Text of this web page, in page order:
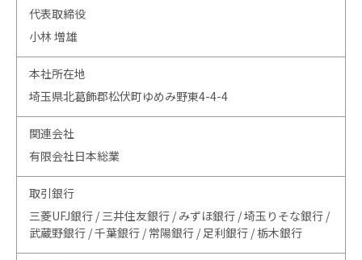
代表取締役
小林 増雄
本社所在地
埼玉県北葛飾郡松伏町ゆめみ野東4-4-4
関連会社
有限会社日本総業
取引銀行
三菱UFJ銀行 / 三井住友銀行 / みずほ銀行 / 埼玉りそな銀行 /
武蔵野銀行 / 千葉銀行 / 常陽銀行 / 足利銀行 / 栃木銀行